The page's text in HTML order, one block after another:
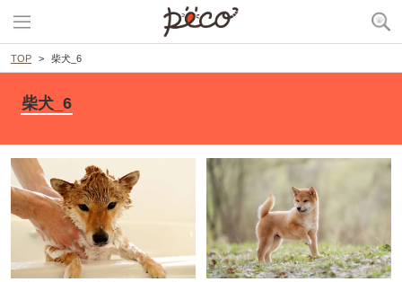
TOP 柴犬_6
柴犬_6